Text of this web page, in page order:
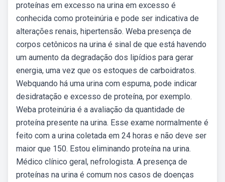
proteínas em excesso na urina em excesso é
conhecida como proteinúria e pode ser indicativa de
alterações renais, hipertensão. Weba presença de
corpos cetônicos na urina é sinal de que está havendo
um aumento da degradação dos lipídios para gerar
energia, uma vez que os estoques de carboidratos.
Webquando há uma urina com espuma, pode indicar
desidratação e excesso de proteína, por exemplo.
Weba proteinúria é a avaliação da quantidade de
proteína presente na urina. Esse exame normalmente é
feito com a urina coletada em 24 horas e não deve ser
maior que 150. Estou eliminando proteína na urina.
Médico clínico geral, nefrologista. A presença de
proteínas na urina é comum nos casos de doenças